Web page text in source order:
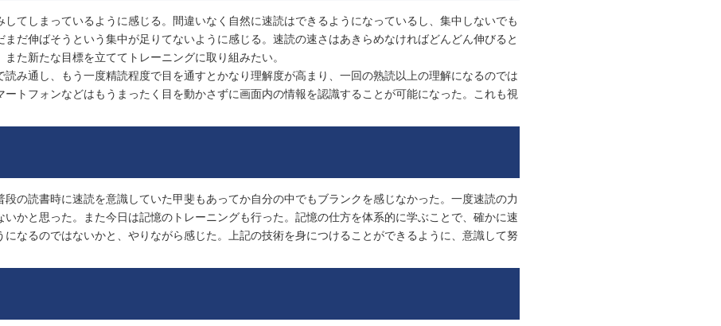
てしまっているように感じる。間違いなく自然に速読はできるようになっているし、集中しないでも
だ伸ばそうという集中が足りてないように感じる。速読の速さはあきらめなければどんどん伸びると
た新たな目標を立ててトレーニングに取り組みたい。
み通し、もう一度精読程度で目を通すとかなり理解度が高まり、一回の熟読以上の理解になるのでは
トフォンなどはもうまったく目を動かさずに画面内の情報を認識することが可能になった。これも視
の読書時に速読を意識していた甲斐もあってか自分の中でもブランクを感じなかった。一度速読の力
かと思った。また今日は記憶のトレーニングも行った。記憶の仕方を体系的に学ぶことで、確かに速
なるのではないかと、やりながら感じた。上記の技術を身につけることができるように、意識して努